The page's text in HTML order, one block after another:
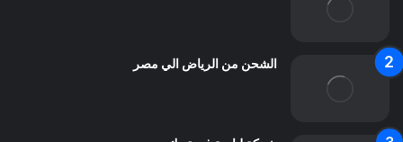
الشحن من الرياض الي مصر